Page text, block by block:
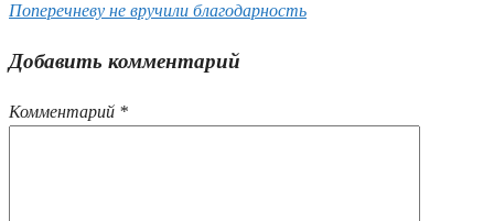
Поперечневу не вручили благодарность
Добавить комментарий
Комментарий *